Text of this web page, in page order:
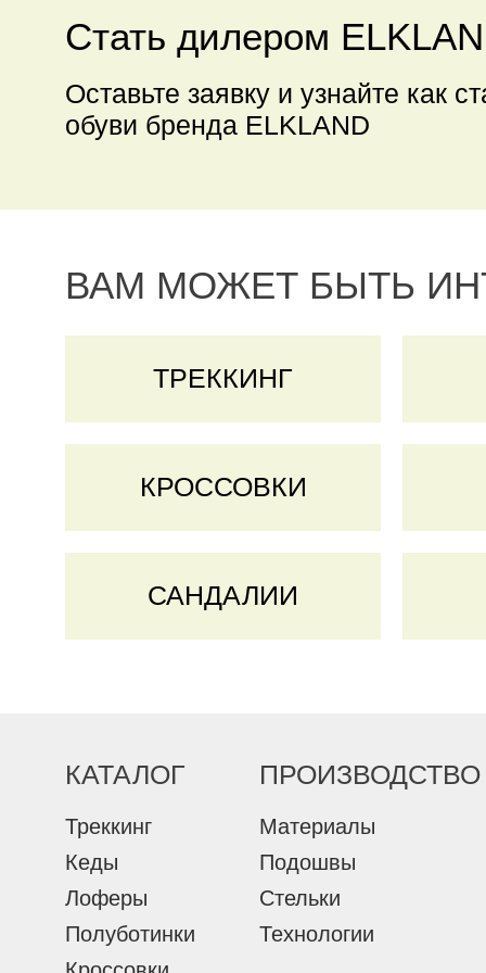
Стать дилером
Оставьте заявку и узнайте как
обуви бренда ELKLAND
ВАМ МОЖЕТ БЫТЬ
ТРЕККИНГ
КРОССОВКИ
САНДАЛИИ
КАТАЛОГ
Треккинг
Кеды
Лоферы
Полуботинки
ПРОИЗВОДСТВО
Материалы
Подошвы
Стельки
Технологии